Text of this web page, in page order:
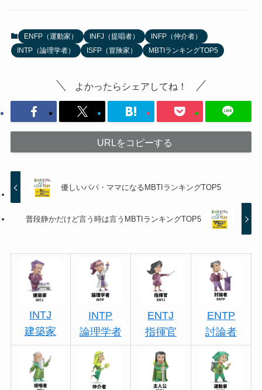
ENFP（運動家） INFJ（提唱者）
INFP（仲介者）
INTP（論理学者）
ISFP（冒険家） MBTIランキングTOP5
よかったらシェアしてね！
URLをコピーする
優しいパパ・ママになるMBTIランキングTOP5
普段静かだけど言う時は言うMBTIランキングTOP5
INTJ
建築家
INTP
論理学者
ENTJ
指揮官
ENTP
討論者